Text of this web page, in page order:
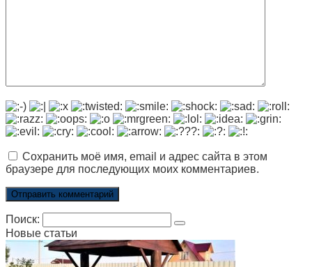
Сохранить моё имя, email и адрес сайта в этом
браузере для последующих моих комментариев.
Поиск:
Новые статьи